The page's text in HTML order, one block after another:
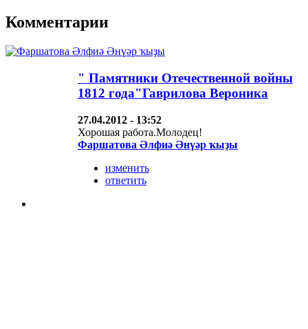
Комментарии
" Памятники Отечественной войны
1812 года"Гаврилова Вероника
27.04.2012 - 13:52
Хорошая работа.Молодец!
Фаршатова Әлфиә Әнүәр ҡыҙы
изменить
ответить